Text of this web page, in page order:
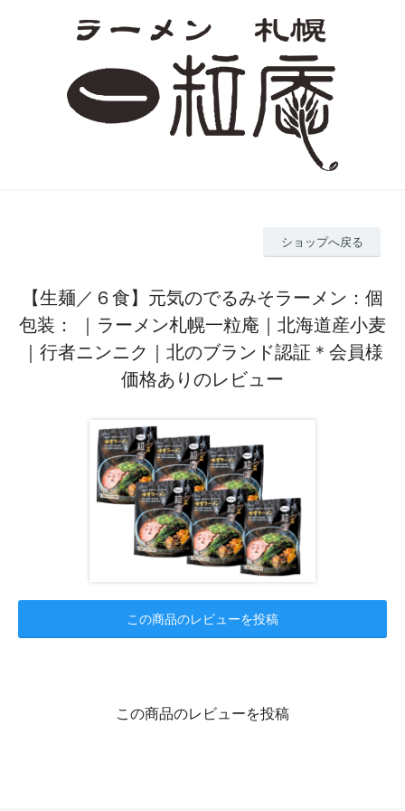
ショップへ戻る
【生麺／６食】元気のでるみそラーメン：個
包装： ｜ラーメン札幌一粒庵｜北海道産小麦
｜行者ニンニク｜北のブランド認証＊会員様
価格ありのレビュー
この商品のレビューを投稿
この商品のレビューを投稿